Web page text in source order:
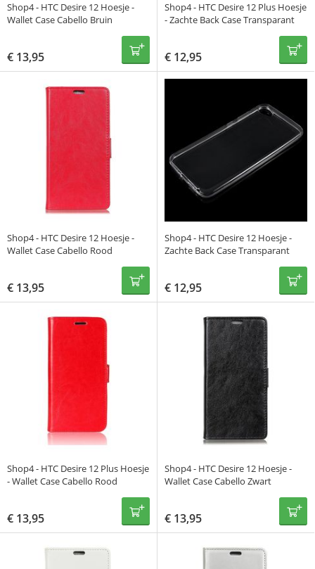
Shop4 - HTC Desire 12 Hoesje -
Wallet Case Cabello Bruin
€ 13,95
Shop4 - HTC Desire 12 Plus Hoesje
- Zachte Back Case Transparant
€ 12,95
Shop4 - HTC Desire 12 Hoesje -
Wallet Case Cabello Rood
€ 13,95
Shop4 - HTC Desire 12 Hoesje -
Zachte Back Case Transparant
€ 12,95
Shop4 - HTC Desire 12 Plus Hoesje
- Wallet Case Cabello Rood
€ 13,95
Shop4 - HTC Desire 12 Hoesje -
Wallet Case Cabello Zwart
€ 13,95